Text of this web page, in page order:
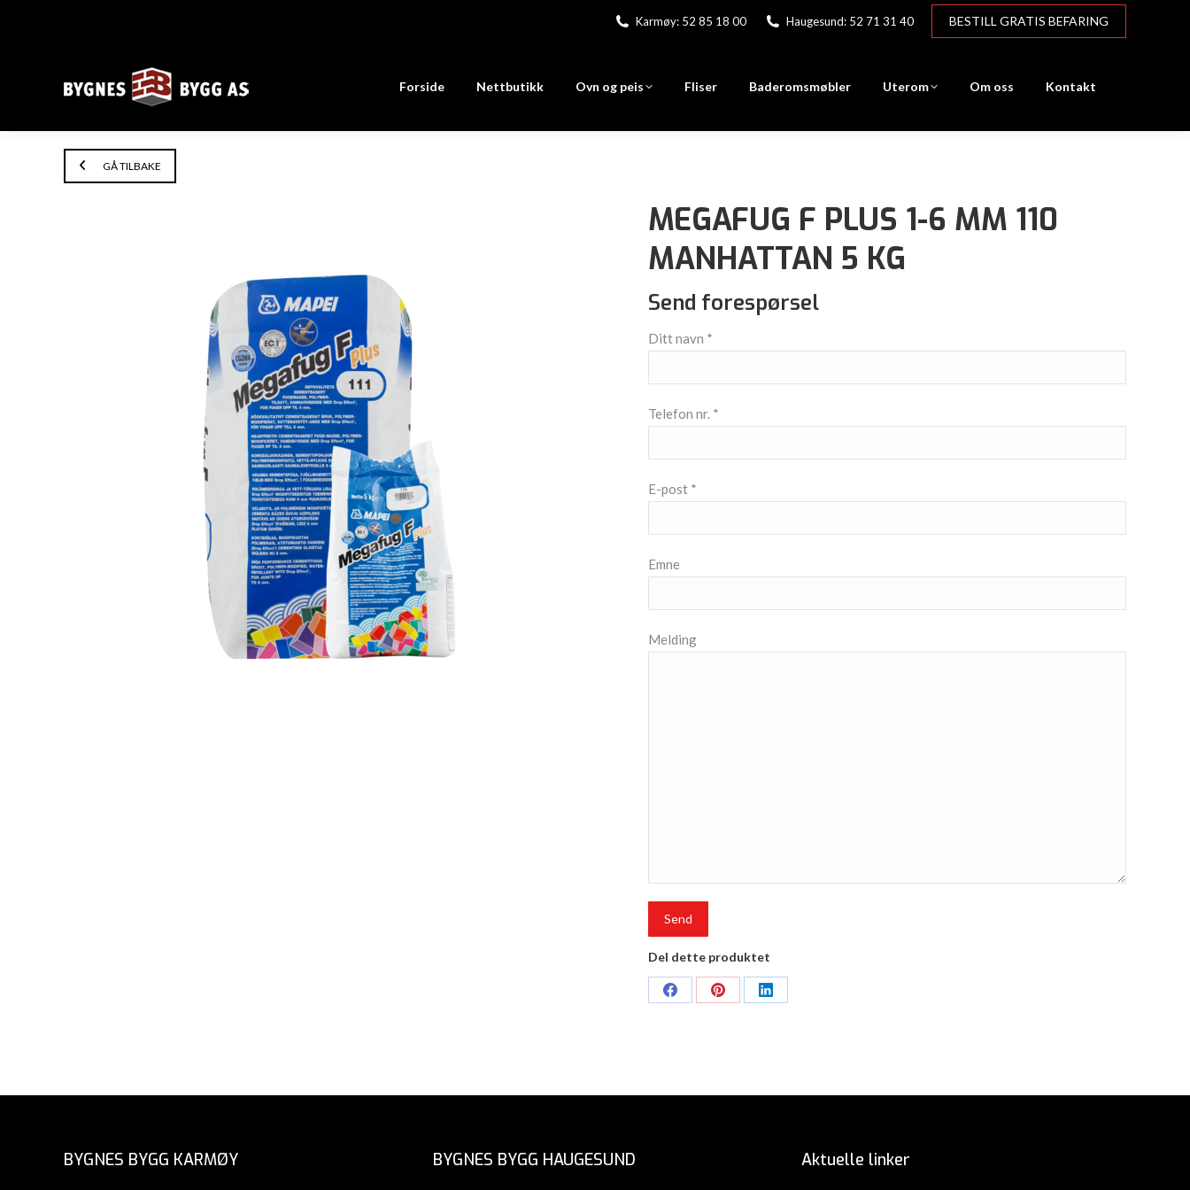
Karmøy: 52 85 18 00 Haugesund: 52 71 31 40 BESTILL GRATIS BEFARING
Forside Nettbutikk Ovn og peis Fliser Baderomsmøbler Uterom Om oss Kontakt
GÅ TILBAKE
MEGAFUG F PLUS 1-6 MM 110
MANHATTAN 5 KG
Send forespørsel
Ditt navn *
Telefon nr. *
E-post *
Emne
Melding
Del dette produktet
Share
Share
Share
BYGNES BYGG KARMØY BYGNES BYGG HAUGESUND Aktuelle linker